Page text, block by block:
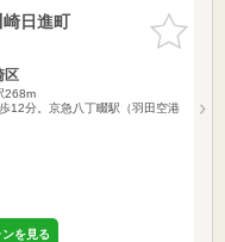
お気に入
りに追加
日進町
区
268m
12分。京急八丁畷駅（羽田空港
を見る